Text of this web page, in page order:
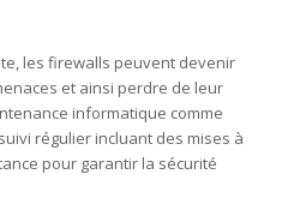
les firewalls peuvent devenir
et ainsi perdre de leur
informatique comme
régulier incluant des mises à
pour garantir la sécurité